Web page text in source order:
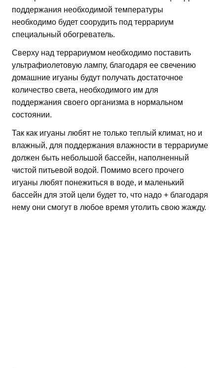
поддержания необходимой температуры
необходимо будет соорудить под террариум
специальный обогреватель.
Сверху над террариумом необходимо поставить
ультрафиолетовую лампу, благодаря ее свечению
домашние игуаны будут получать достаточное
количество света, необходимого им для
поддержания своего организма в нормальном
состоянии.
Так как игуаны любят не только теплый климат, но и
влажный, для поддержания влажности в террариуме
должен быть небольшой бассейн, наполненный
чистой питьевой водой. Помимо всего прочего
игуаны любят понежиться в воде, и маленький
бассейн для этой цели будет то, что надо + благодаря
нему они смогут в любое время утолить свою жажду.